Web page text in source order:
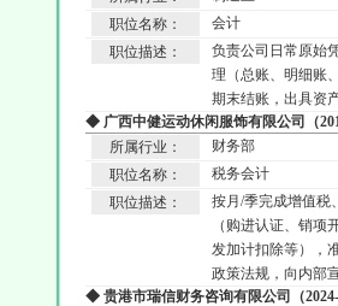
职位名称：
会计
职位描述：
负责公司日常原始
理（总账、明细账
期末结账，出具资
◆ 广西中健运动休闲服饰有限公司（
所属行业：
财务部
职位名称：
税务会计
职位描述：
按月/季完成增值税
（购进认证、销
发加计扣除等），
政策法规，向内部
◆ 贵港市瑞信财务咨询有限公司（2024-